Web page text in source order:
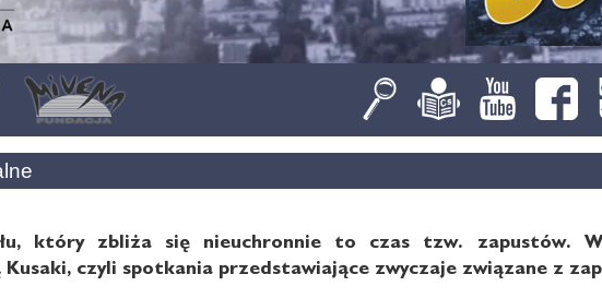
który zbliża się nieuchronnie to czas tzw. zapustów.
Kusaki, czyli spotkania przedstawiające zwyczaje związane z